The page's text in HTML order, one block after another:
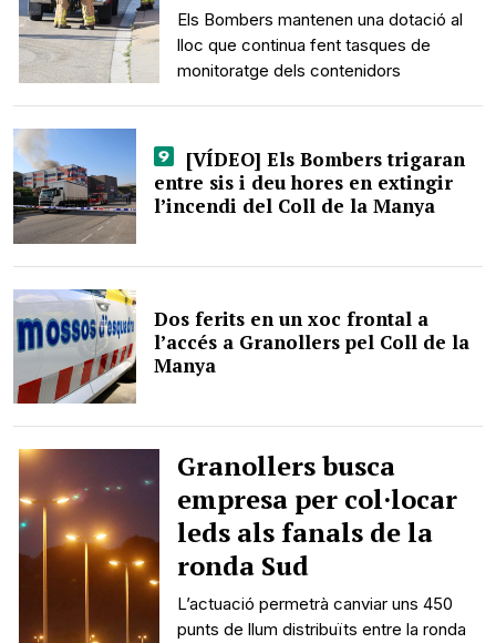
Els Bombers mantenen una dotació al
lloc que continua fent tasques de
monitoratge dels contenidors
[VÍDEO] Els Bombers trigaran
entre sis i deu hores en extingir
l’incendi del Coll de la Manya
Dos ferits en un xoc frontal a
l’accés a Granollers pel Coll de la
Manya
Granollers busca
empresa per col·locar
leds als fanals de la
ronda Sud
L’actuació permetrà canviar uns 450
punts de llum distribuïts entre la ronda